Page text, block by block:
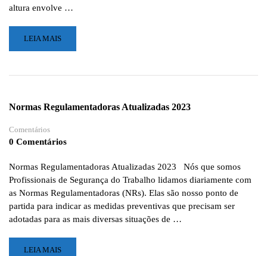
altura envolve …
LEIA
MAIS
CURSO
E
DE
NR
SEGURANÇA
NO
TRABALHO
EM
ALTURA
LEIA MAIS
Normas Regulamentadoras Atualizadas 2023
Comentários
0 Comentários
Normas Regulamentadoras Atualizadas 2023 Nós que somos
Profissionais de Segurança do Trabalho lidamos diariamente com
as Normas Regulamentadoras (NRs). Elas são nosso ponto de
partida para indicar as medidas preventivas que precisam ser
adotadas para as mais diversas situações de …
LEIA
LEIA MAIS